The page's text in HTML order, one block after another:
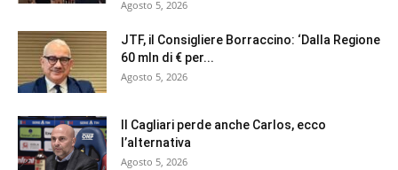
Agosto 5, 2026
JTF, il Consigliere Borraccino: ‘Dalla Regione
60 mln di € per...
Agosto 5, 2026
Il Cagliari perde anche Carlos, ecco
l’alternativa
Agosto 5, 2026